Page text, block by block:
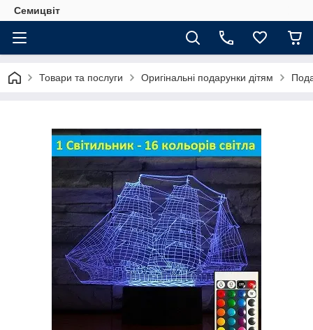
Семицвіт
Товари та послуги Оригінальні подарунки дітям